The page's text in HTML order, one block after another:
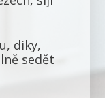
diky,
sedět